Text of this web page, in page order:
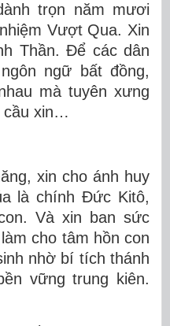
trọn năm mươi
Vượt Qua. Xin
Thần. Ðể các dân
ngữ bất đồng,
mà tuyên xưng
cầu xin…
xin cho ánh huy
là chính Ðức Kitô,
Và xin ban sức
cho tâm hồn con
nhờ bí tích thánh
vững trung kiên.